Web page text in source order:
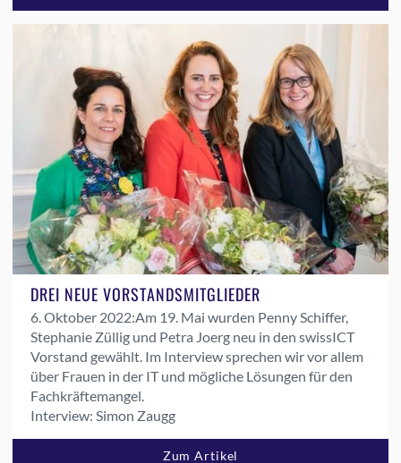
DREI NEUE VORSTANDSMITGLIEDER
6. Oktober 2022:Am 19. Mai wurden Penny Schiffer,
Stephanie Züllig und Petra Joerg neu in den swissICT
Vorstand gewählt. Im Interview sprechen wir vor allem
über Frauen in der IT und mögliche Lösungen für den
Fachkräftemangel.
Interview: Simon Zaugg
Zum Artikel